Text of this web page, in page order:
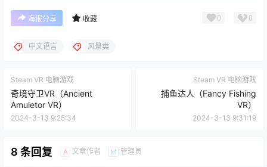
海报分享 收藏 0 0
中文语言 风景类
Steam VR 电脑游戏
奇境守卫VR（Ancient
Amuletor VR）
2024-3-13 9:25:34
Steam VR 电脑游戏
捕鱼达人（Fancy Fishing
VR）
2024-3-13 9:31:19
8 条回复 A 文章作者 M 管理员